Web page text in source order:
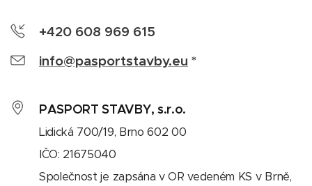
+420 608 969 615
info@pasportstavby.eu *
PASPORT STAVBY, s.r.o.
Lidická 700/19, Brno 602 00
IČO: 21675040
Společnost je zapsána v OR vedeném KS v Brně,